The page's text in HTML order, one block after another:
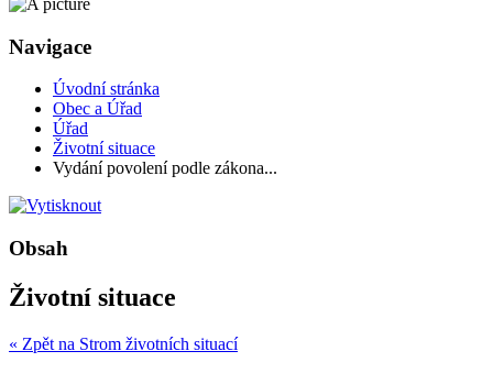
Navigace
Úvodní stránka
Obec a Úřad
Úřad
Životní situace
Vydání povolení podle zákona...
Obsah
Životní situace
« Zpět na Strom životních situací